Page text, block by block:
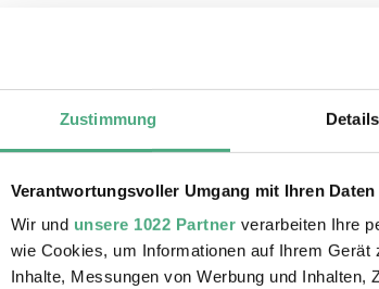
Zustimmung Details
Verantwortungsvoller Umgang mit Ihren Daten
Wir und unsere 1022 Partner verarbeiten Ihre
wie Cookies, um Informationen auf Ihrem
Inhalte, Messungen von Werbung und
l'usine sidérurgique de Völklingen
de la salle des soufflantes au
qui travaillaient et vivaient ici
frais de participation en plus de
personnes.
DES BILLETS EN LIGNE